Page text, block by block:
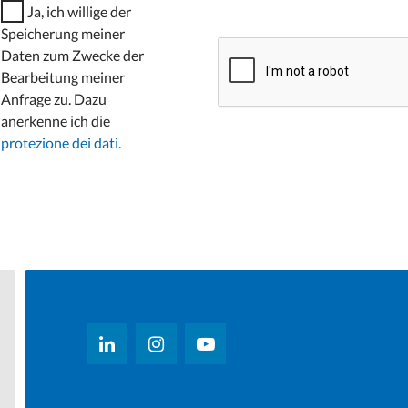
Ja, ich willige der
Speicherung meiner
Daten zum Zwecke der
Bearbeitung meiner
Anfrage zu. Dazu
anerkenne ich die
protezione dei dati.